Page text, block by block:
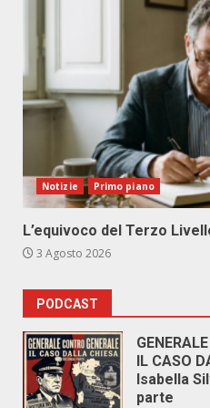
Notizie Primo piano
L’equivoco del Terzo
3 Agosto 2026
PODCAST
IL CASO
Isabella
parte